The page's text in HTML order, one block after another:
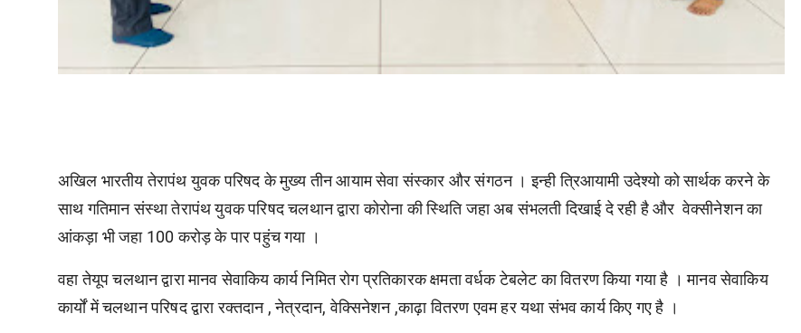
अखिल भारतीय तेरापंथ युवक परिषद के मुख्य तीन आयाम सेवा संस्कार और संगठन । इन्ही त्रिआयामी उदेश्यो को सार्थक करने के
साथ गतिमान संस्था तेरापंथ युवक परिषद चलथान द्वारा कोरोना की स्थिति जहा अब संभलती दिखाई दे रही है और वेक्सीनेशन का
आंकड़ा भी जहा 100 करोड़ के पार पहुंच गया ।
वहा तेयूप चलथान द्वारा मानव सेवाकिय कार्य निमित रोग प्रतिकारक क्षमता वर्धक टेबलेट का वितरण किया गया है । मानव सेवाकिय
कार्यों में चलथान परिषद द्वारा रक्तदान , नेत्रदान, वेक्सिनेशन ,काढ़ा वितरण एवम हर यथा संभव कार्य किए गए है ।